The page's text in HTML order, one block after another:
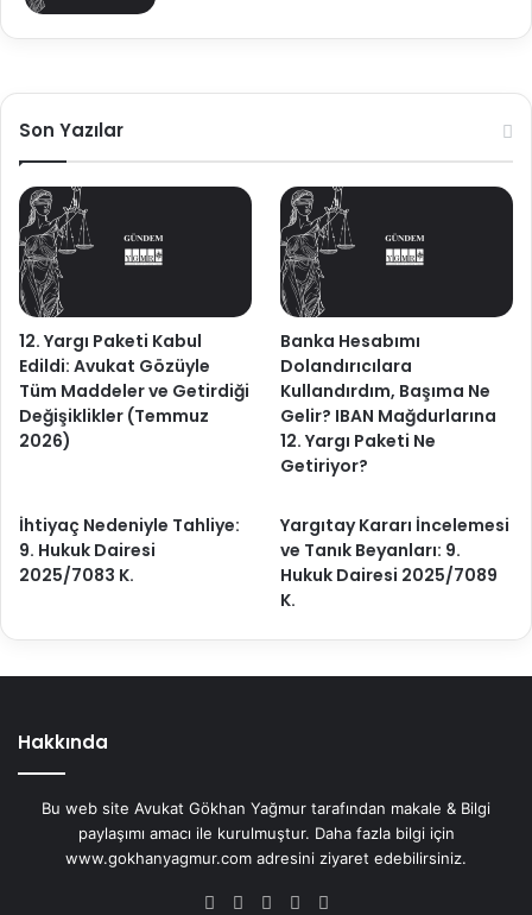
Son Yazılar
12. Yargı Paketi Kabul
Edildi: Avukat Gözüyle
Tüm Maddeler ve Getirdiği
Değişiklikler (Temmuz
2026)
Banka Hesabımı
Dolandırıcılara
Kullandırdım, Başıma Ne
Gelir? IBAN Mağdurlarına
12. Yargı Paketi Ne
Getiriyor?
İhtiyaç Nedeniyle Tahliye:
9. Hukuk Dairesi
2025/7083 K.
Yargıtay Kararı İncelemesi
ve Tanık Beyanları: 9.
Hukuk Dairesi 2025/7089
K.
Hakkında
Bu web site Avukat Gökhan Yağmur tarafından makale & Bilgi
paylaşımı amacı ile kurulmuştur. Daha fazla bilgi için
www.gokhanyagmur.com adresini ziyaret edebilirsiniz.
Facebook
X YouTubeInstagram